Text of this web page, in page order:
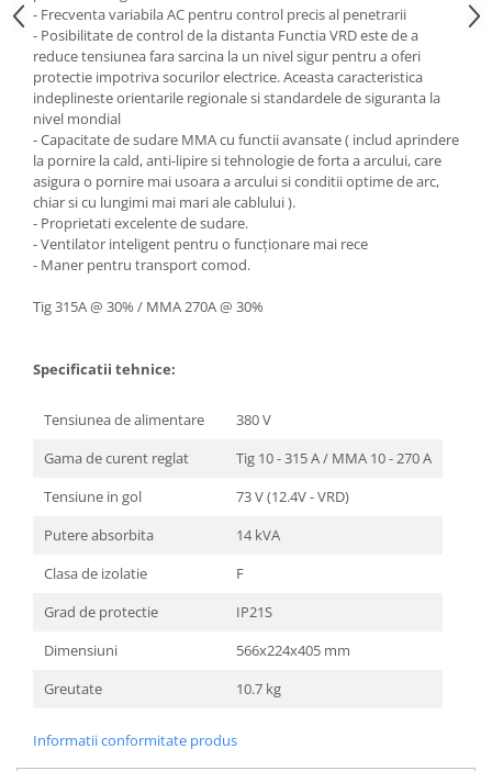
- Frecventa variabila AC pentru control precis al penetrarii
- Posibilitate de control de la distanta Functia VRD este de a
reduce tensiunea fara sarcina la un nivel sigur pentru a oferi
protectie impotriva socurilor electrice. Aceasta caracteristica
indeplineste orientarile regionale si standardele de siguranta la
nivel mondial
- Capacitate de sudare MMA cu functii avansate ( includ aprindere
la pornire la cald, anti-lipire si tehnologie de forta a arcului, care
asigura o pornire mai usoara a arcului si conditii optime de arc,
chiar si cu lungimi mai mari ale cablului ).
- Proprietati excelente de sudare.
- Ventilator inteligent pentru o funcționare mai rece
- Maner pentru transport comod.
Tig 315A @ 30% / MMA 270A @ 30%
Specificatii tehnice:
Tensiunea de alimentare
380 V
Gama de curent reglat
Tig 10 - 315 A / MMA 10 - 270 A
Tensiune in gol
73 V (12.4V - VRD)
Putere absorbita
14 kVA
Clasa de izolatie
F
Grad de protectie
IP21S
Dimensiuni
566x224x405 mm
Greutate
10.7 kg
Informatii conformitate produs